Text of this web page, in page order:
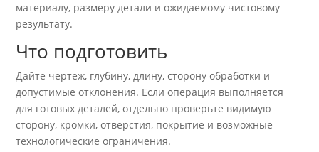
материалу, размеру детали и ожидаемому чистовому
результату.
Что подготовить
Дайте чертеж, глубину, длину, сторону обработки и
допустимые отклонения. Если операция выполняется
для готовых деталей, отдельно проверьте видимую
сторону, кромки, отверстия, покрытие и возможные
технологические ограничения.